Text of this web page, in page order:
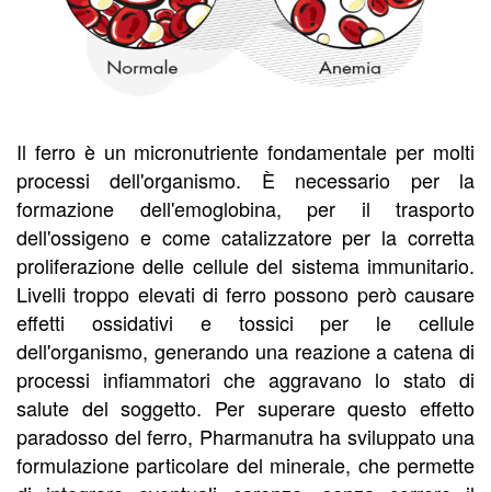
Il ferro è un micronutriente fondamentale per molti
processi dell'organismo. È necessario per la
formazione dell'emoglobina, per il trasporto
dell'ossigeno e come catalizzatore per la corretta
proliferazione delle cellule del sistema immunitario.
Livelli troppo elevati di ferro possono però causare
effetti ossidativi e tossici per le cellule
dell'organismo, generando una reazione a catena di
processi infiammatori che aggravano lo stato di
salute del soggetto. Per superare questo effetto
paradosso del ferro, Pharmanutra ha sviluppato una
formulazione particolare del minerale, che permette